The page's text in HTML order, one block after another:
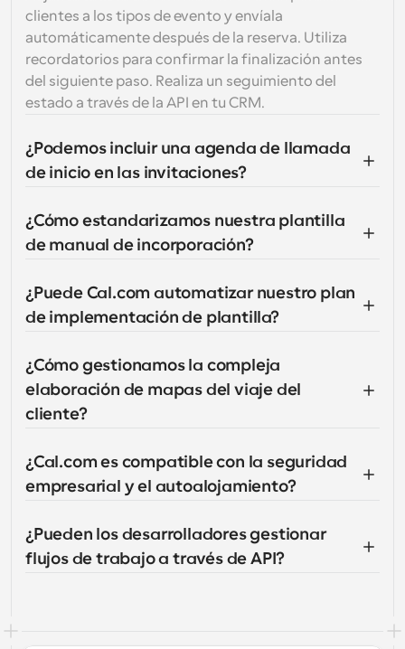
clientes a los tipos de evento y envíala
automáticamente después de la reserva. Utiliza
recordatorios para confirmar la finalización antes
del siguiente paso. Realiza un seguimiento del
estado a través de la API en tu CRM.
¿Podemos incluir una agenda de llamada
de inicio en las invitaciones?
¿Cómo estandarizamos nuestra plantilla
de manual de incorporación?
¿Puede Cal.com automatizar nuestro plan
de implementación de plantilla?
¿Cómo gestionamos la compleja
elaboración de mapas del viaje del
cliente?
¿Cal.com es compatible con la seguridad
empresarial y el autoalojamiento?
¿Pueden los desarrolladores gestionar
flujos de trabajo a través de API?